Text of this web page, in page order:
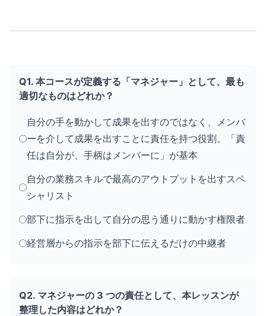
Q1. 本コースが定義する「マネジャー」として、最も
適切なものはどれか？
自分の手を動かして成果を出すのではなく、メンバ
ーを介して成果を出すことに責任を持つ役割。「責
任は自分が、手柄はメンバーに」が基本
自分の業務スキルで最高のアウトプットを出すスペ
シャリスト
部下に指示を出して自分の思う通りに動かす権限者
経営層からの指示を部下に伝えるだけの中継者
Q2. マネジャーの 3 つの責任として、本レッスンが
整理した内容はどれか？